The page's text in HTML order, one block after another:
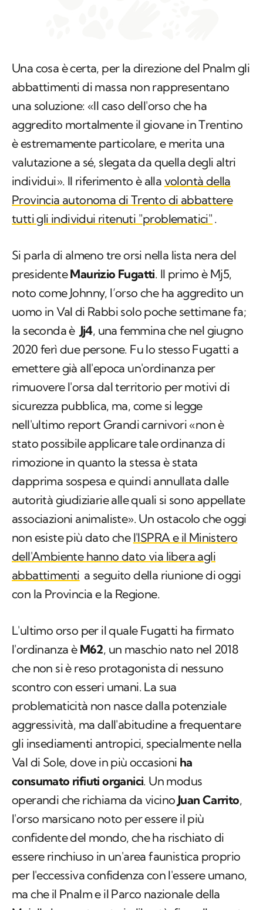
Una cosa è certa, per la direzione del Pnalm gli
abbattimenti di massa non rappresentano
una soluzione: «Il caso dell'orso che ha
aggredito mortalmente il giovane in Trentino
è estremamente particolare, e merita una
valutazione a sé, slegata da quella degli altri
individui». Il riferimento è alla volontà della
Provincia autonoma di Trento di abbattere
tutti gli individui ritenuti "problematici" .
Si parla di almeno tre orsi nella lista nera del
presidenteMaurizio Fugatti. Il primo è Mj5,
noto come Johnny, l’orso che ha aggredito un
uomo in Val di Rabbi solo poche settimane fa;
la seconda è Jj4, una femmina che nel giugno
2020 ferì due persone. Fu lo stesso Fugatti a
emettere già all'epoca un'ordinanza per
rimuovere l'orsa dal territorio per motivi di
sicurezza pubblica, ma, come si legge
nell'ultimo report Grandi carnivori «non è
stato possibile applicare tale ordinanza di
rimozione in quanto la stessa è stata
dapprima sospesa e quindi annullata dalle
autorità giudiziarie alle quali si sono appellate
associazioni animaliste». Un ostacolo che oggi
non esiste più dato che l'ISPRA e il Ministero
dell'Ambiente hanno dato via libera agli
abbattimenti a seguito della riunione di oggi
con la Provincia e la Regione.
L'ultimo orso per il quale Fugatti ha firmato
l'ordinanza è M62, un maschio nato nel 2018
che non si è reso protagonista di nessuno
scontro con esseri umani. La sua
problematicità non nasce dalla potenziale
aggressività, ma dall'abitudine a frequentare
gli insediamenti antropici, specialmente nella
Val di Sole, dove in più occasioni ha
consumato rifiuti organici. Un modus
operandi che richiama da vicino Juan Carrito,
l'orso marsicano noto per essere il più
confidente del mondo, che ha rischiato di
essere rinchiuso in un'area faunistica proprio
per l'eccessiva confidenza con l'essere umano,
ma che il Pnalm e il Parco nazionale della